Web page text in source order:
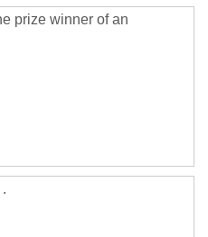
prize winner of an